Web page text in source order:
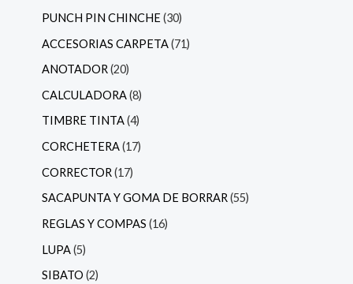
PUNCH PIN CHINCHE 30
ACCESORIAS CARPETA 71
ANOTADOR 20
CALCULADORA 8
TIMBRE TINTA 4
CORCHETERA 17
CORRECTOR 17
SACAPUNTA Y GOMA DE BORRAR 55
REGLAS Y COMPAS 16
LUPA 5
SIBATO 2